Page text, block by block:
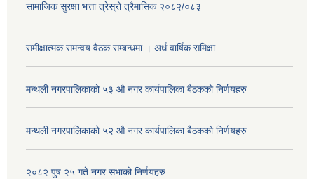
सामाजिक सुरक्षा भत्ता त्रेस्रो त्रैमासिक २०८२/०८३
समीक्षात्मक समन्वय वैठक सम्बन्धमा । अर्ध वार्षिक समिक्षा
मन्थली नगरपालिकाको ५३ औ नगर कार्यपालिका बैठकको निर्णयहरु
मन्थली नगरपालिकाको ५२ औ नगर कार्यपालिका बैठकको निर्णयहरु
२०८२ पुष २५ गते नगर सभाको निर्णयहरु